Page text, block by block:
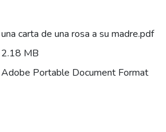
una carta de una rosa a su madre.pdf
2.18 MB
Adobe Portable Document Format